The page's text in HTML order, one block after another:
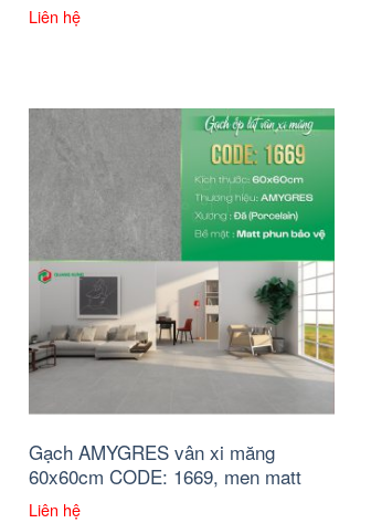
Liên hệ
Gạch AMYGRES vân xi măng
60x60cm CODE: 1669, men matt
Liên hệ